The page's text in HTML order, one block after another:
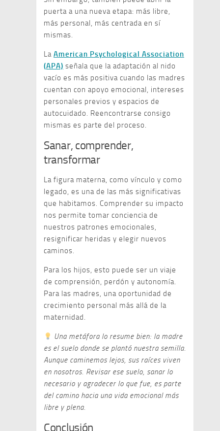
puerta a una nueva etapa: más libre,
más personal, más centrada en sí
mismas.
La American Psychological Association
(APA) señala que la adaptación al nido
vacío es más positiva cuando las madres
cuentan con apoyo emocional, intereses
personales previos y espacios de
autocuidado. Reencontrarse consigo
mismas es parte del proceso.
Sanar, comprender,
transformar
La figura materna, como vínculo y como
legado, es una de las más significativas
que habitamos. Comprender su impacto
nos permite tomar conciencia de
nuestros patrones emocionales,
resignificar heridas y elegir nuevos
caminos.
Para los hijos, esto puede ser un viaje
de comprensión, perdón y autonomía.
Para las madres, una oportunidad de
crecimiento personal más allá de la
maternidad.
Una metáfora lo resume bien: la madre
es el suelo donde se plantó nuestra semilla.
Aunque caminemos lejos, sus raíces viven
en nosotros. Revisar ese suelo, sanar lo
necesario y agradecer lo que fue, es parte
del camino hacia una vida emocional más
libre y plena.
Conclusión